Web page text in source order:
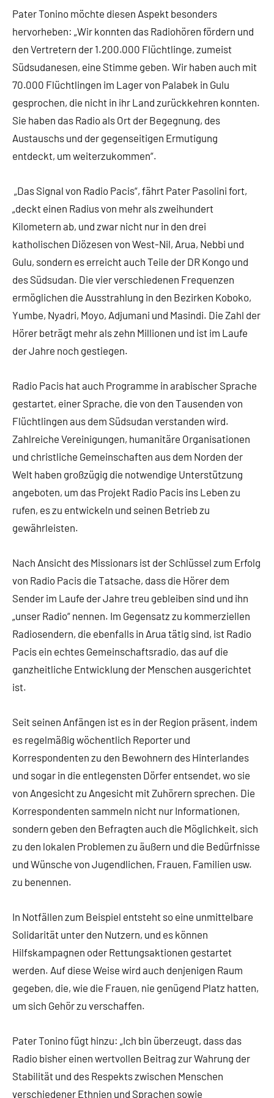
Pater Tonino möchte diesen Aspekt besonders
hervorheben: „Wir konnten das Radiohören fördern und
den Vertretern der 1.200.000 Flüchtlinge, zumeist
Südsudanesen, eine Stimme geben. Wir haben auch mit
70.000 Flüchtlingen im Lager von Palabek in Gulu
gesprochen, die nicht in ihr Land zurückkehren konnten.
Sie haben das Radio als Ort der Begegnung, des
Austauschs und der gegenseitigen Ermutigung
entdeckt, um weiterzukommen“.
„Das Signal von Radio Pacis“, fährt Pater Pasolini fort,
„deckt einen Radius von mehr als zweihundert
Kilometern ab, und zwar nicht nur in den drei
katholischen Diözesen von West-Nil, Arua, Nebbi und
Gulu, sondern es erreicht auch Teile der DR Kongo und
des Südsudan. Die vier verschiedenen Frequenzen
ermöglichen die Ausstrahlung in den Bezirken Koboko,
Yumbe, Nyadri, Moyo, Adjumani und Masindi. Die Zahl der
Hörer beträgt mehr als zehn Millionen und ist im Laufe
der Jahre noch gestiegen.
Radio Pacis hat auch Programme in arabischer Sprache
gestartet, einer Sprache, die von den Tausenden von
Flüchtlingen aus dem Südsudan verstanden wird.
Zahlreiche Vereinigungen, humanitäre Organisationen
und christliche Gemeinschaften aus dem Norden der
Welt haben großzügig die notwendige Unterstützung
angeboten, um das Projekt Radio Pacis ins Leben zu
rufen, es zu entwickeln und seinen Betrieb zu
gewährleisten.
Nach Ansicht des Missionars ist der Schlüssel zum Erfolg
von Radio Pacis die Tatsache, dass die Hörer dem
Sender im Laufe der Jahre treu gebleiben sind und ihn
„unser Radio“ nennen. Im Gegensatz zu kommerziellen
Radiosendern, die ebenfalls in Arua tätig sind, ist Radio
Pacis ein echtes Gemeinschaftsradio, das auf die
ganzheitliche Entwicklung der Menschen ausgerichtet
ist.
Seit seinen Anfängen ist es in der Region präsent, indem
es regelmäßig wöchentlich Reporter und
Korrespondenten zu den Bewohnern des Hinterlandes
und sogar in die entlegensten Dörfer entsendet, wo sie
von Angesicht zu Angesicht mit Zuhörern sprechen. Die
Korrespondenten sammeln nicht nur Informationen,
sondern geben den Befragten auch die Möglichkeit, sich
zu den lokalen Problemen zu äußern und die Bedürfnisse
und Wünsche von Jugendlichen, Frauen, Familien usw.
zu benennen.
In Notfällen zum Beispiel entsteht so eine unmittelbare
Solidarität unter den Nutzern, und es können
Hilfskampagnen oder Rettungsaktionen gestartet
werden. Auf diese Weise wird auch denjenigen Raum
gegeben, die, wie die Frauen, nie genügend Platz hatten,
um sich Gehör zu verschaffen.
Pater Tonino fügt hinzu: „Ich bin überzeugt, dass das
Radio bisher einen wertvollen Beitrag zur Wahrung der
Stabilität und des Respekts zwischen Menschen
verschiedener Ethnien und Sprachen sowie